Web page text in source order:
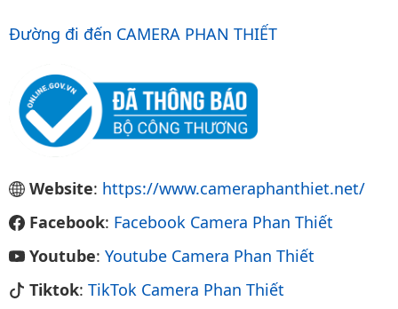
Đường đi đến CAMERA PHAN THIẾT
Website: https://www.cameraphanthiet.net/
Facebook: Facebook Camera Phan Thiết
Youtube: Youtube Camera Phan Thiết
Tiktok: TikTok Camera Phan Thiết